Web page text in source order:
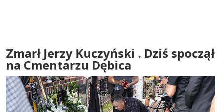
Zmarł Jerzy Kuczyński . Dziś spoczął
na Cmentarzu Dębica